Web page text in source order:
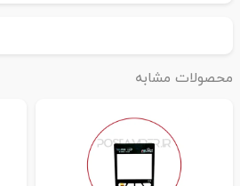
مشابه